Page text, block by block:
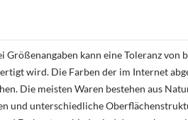
kann eine Toleranz von
wird. Die Farben der im Internet
Die meisten Waren bestehen aus
und unterschiedliche